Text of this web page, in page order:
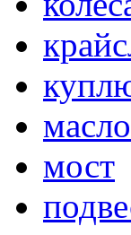
масло
мост